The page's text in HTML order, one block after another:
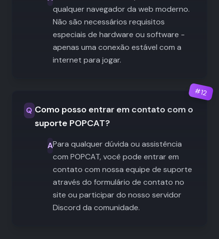
qualquer navegador da web moderno.
Não são necessários requisitos
especiais de hardware ou software -
apenas uma conexão estável com a
internet para jogar.
#12
Q Como posso entrar em contato com o
suporte POPCAT?
APara qualquer dúvida ou assistência
com POPCAT, você pode entrar em
contato com nossa equipe de suporte
através do formulário de contato no
site ou participar do nosso servidor
Discord da comunidade.